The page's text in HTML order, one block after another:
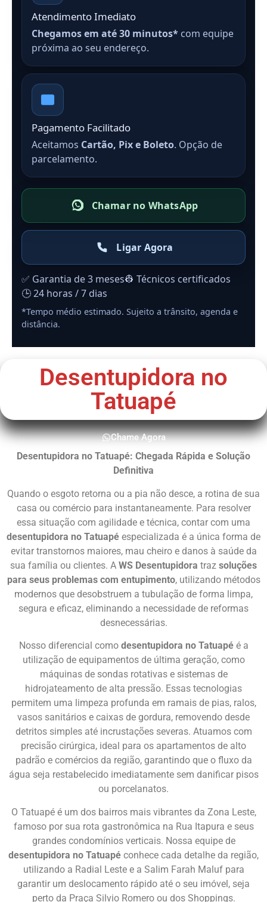
Atendimento Imediato
Chegamos em até 30 minutos* com equipe
próxima ao seu endereço.
Pagamento Facilitado
Aceitamos Cartão, Pix e Boleto. Opção de
parcelamento.
Chamar no WhatsApp
Ligar Agora
✅ Garantia de 3 meses👷 Técnicos certificados
🕒 24 horas / 7 dias
*Tempo médio estimado. Sujeito a trânsito, agenda e
distância.
Desentupidora no
Tatuapé
Chame Agora
Desentupidora no Tatuapé: Chegada Rápida e Solução
Definitiva
Quando o esgoto retorna ou a pia não desce, a rotina de sua
casa ou comércio para instantaneamente. Para resolver
essa situação com agilidade e técnica, contar com uma
desentupidora no Tatuapé especializada é a única forma de
evitar transtornos maiores, mau cheiro e danos à saúde da
sua família ou clientes. A WS Desentupidora traz soluções
para seus problemas com entupimento, utilizando métodos
modernos que desobstruem a tubulação de forma limpa,
segura e eficaz, eliminando a necessidade de reformas
desnecessárias.
Nosso diferencial como desentupidora no Tatuapéé a
utilização de equipamentos de última geração, como
máquinas de sondas rotativas e sistemas de
hidrojateamento de alta pressão. Essas tecnologias
permitem uma limpeza profunda em ramais de pias, ralos,
vasos sanitários e caixas de gordura, removendo desde
detritos simples até incrustações severas. Atuamos com
precisão cirúrgica, ideal para os apartamentos de alto
padrão e comércios da região, garantindo que o fluxo da
água seja restabelecido imediatamente sem danificar pisos
ou porcelanatos.
O Tatuapé é um dos bairros mais vibrantes da Zona Leste,
famoso por sua rota gastronômica na Rua Itapura e seus
grandes condomínios verticais. Nossa equipe de
desentupidora no Tatuapé conhece cada detalhe da região,
utilizando a Radial Leste e a Salim Farah Maluf para
garantir um deslocamento rápido até o seu imóvel, seja
perto da Praça Silvio Romero ou dos Shoppings.